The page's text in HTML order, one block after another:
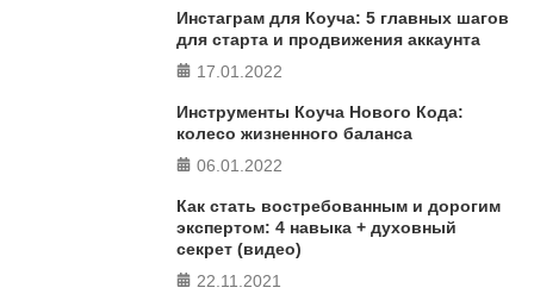
в 5 главных сферах
Инстаграм для Коуча: 5 главных шагов
для старта и продвижения аккаунта
17.01.2022
Инструменты Коуча Нового Кода:
колесо жизненного баланса
06.01.2022
Как стать востребованным и дорогим
экспертом: 4 навыка + духовный
секрет (видео)
22.11.2021